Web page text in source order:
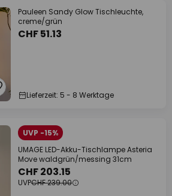
Pauleen Sandy Glow Tischleuchte,
creme/grün
CHF 51.13
Lieferzeit: 5 - 8 Werktage
UVP -15%
UMAGE LED-Akku-Tischlampe Asteria
Move waldgrün/messing 31cm
CHF 203.15
UVPCHF 239.00